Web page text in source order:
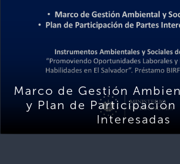
Marco de Gestión
y Plan de Participación
Interesadas